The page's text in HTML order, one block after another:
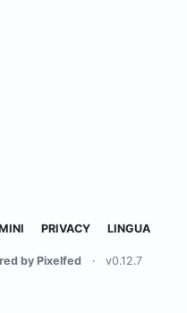
PRIVACY LINGUA
by Pixelfed · v0.12.7